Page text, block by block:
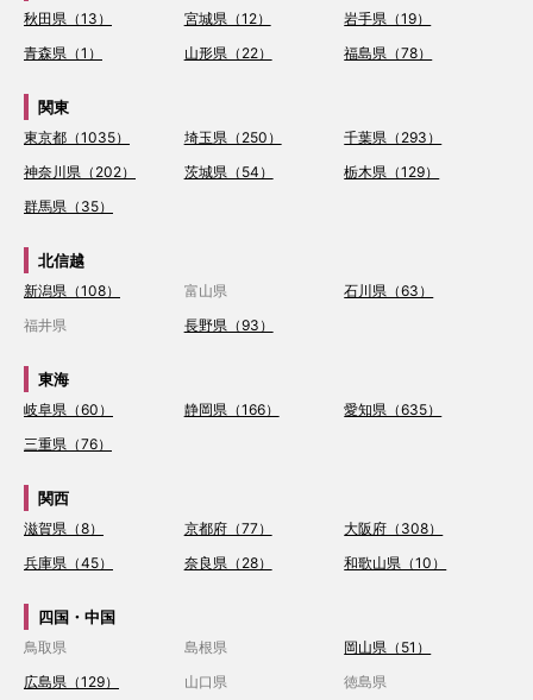
秋田県（13） 宮城県（12）
岩手県（19）
青森県（1）
山形県（22） 福島県（78）
関東
東京都（1035） 埼玉県（250）
千葉県（293）
神奈川県（202）
茨城県（54）
栃木県（129）
群馬県（35）
北信越
新潟県（108） 富山県
石川県（63）
福井県
長野県（93）
東海
岐阜県（60） 静岡県（166）
愛知県（635）
三重県（76）
関西
滋賀県（8） 京都府（77）
大阪府（308）
兵庫県（45）
奈良県（28） 和歌山県（10）
四国・中国
鳥取県 島根県
岡山県（51）
広島県（129）
山口県
徳島県